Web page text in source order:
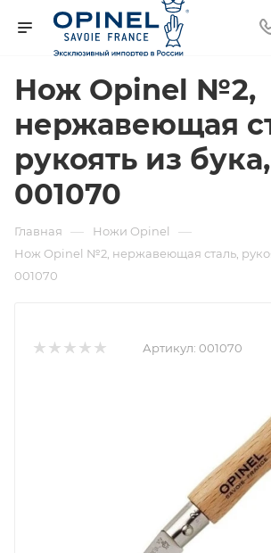
Нож Opinel №2,
нержавеющая
рукоять из бука,
001070
Главная — Ножи Opinel —
Нож Opinel №2, нержавеющая сталь,
001070
Артикул: 001070